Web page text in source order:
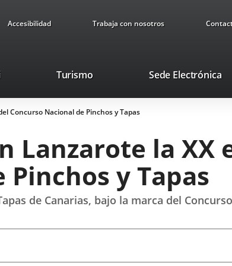
Accesibilidad Trabaja con nosotros
TurismoEste
se
abrirá
ventana
Sede Electrónica
Concurso Nacional de Pinchos y Tapas
Lanzarote la XX
y Tapas
de Canarias, bajo la marca del